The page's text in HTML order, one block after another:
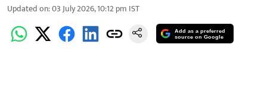
Updated on:03 July 2026, 10:12 pm IST
Add as a preferred
source on Google